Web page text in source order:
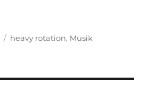
Kategorien
heavy rotation, Musik